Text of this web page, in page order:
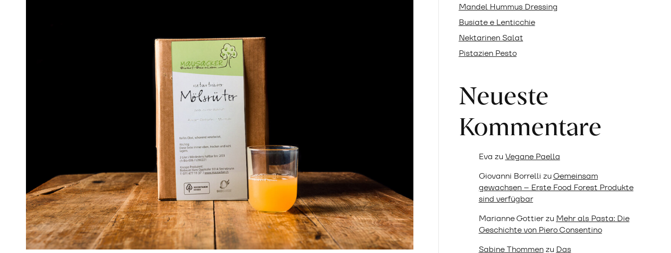
Mandel Hummus Dressing
Busiate e Lenticchie
Nektarinen Salat
Pistazien Pesto
Neueste
Kommentare
Eva zu Vegane Paella
Giovanni Borrelli zuGemeinsam
gewachsen – Erste Food Forest Produkte
sind verfügbar
Marianne Gottierzu Mehr als Pasta: Die
Geschichte von Piero Consentino
Sabine Thommenzu Das